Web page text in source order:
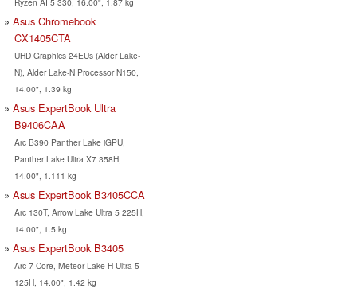
Asus Chromebook
CX1405CTA
UHD Graphics 24EUs (Alder Lake-
N), Alder Lake-N Processor N150,
14.00", 1.39 kg
Asus ExpertBook Ultra
B9406CAA
Arc B390 Panther Lake iGPU,
Panther Lake Ultra X7 358H,
14.00", 1.111 kg
Asus ExpertBook B3405CCA
Arc 130T, Arrow Lake Ultra 5 225H,
14.00", 1.5 kg
Asus ExpertBook B3405
Arc 7-Core, Meteor Lake-H Ultra 5
125H, 14.00", 1.42 kg